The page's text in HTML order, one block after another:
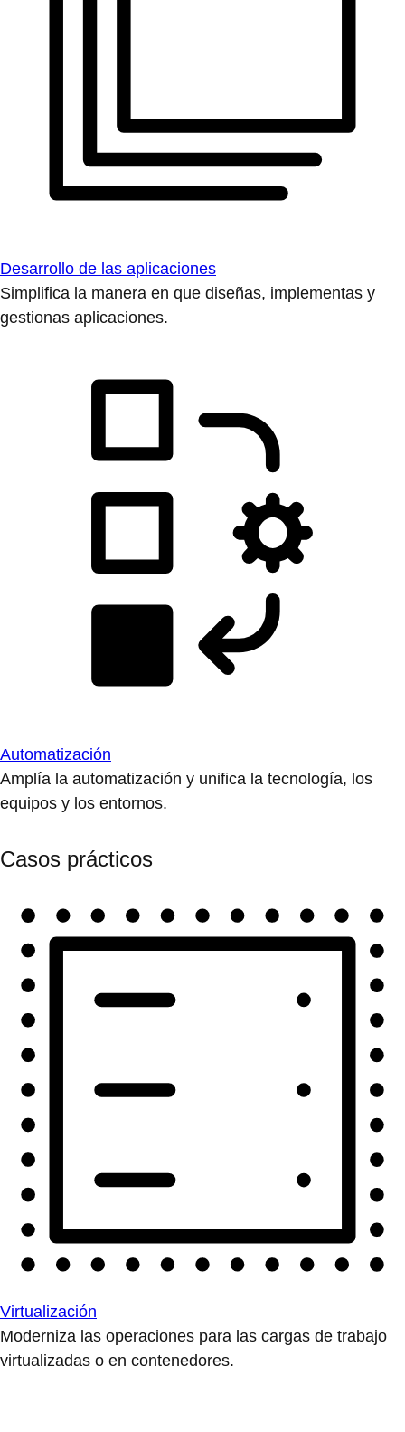
Desarrollo de las aplicaciones
Simplifica la manera en que diseñas, implementas y
gestionas aplicaciones.
Automatización
Amplía la automatización y unifica la tecnología, los
equipos y los entornos.
Casos prácticos
Virtualización
Moderniza las operaciones para las cargas de trabajo
virtualizadas o en contenedores.